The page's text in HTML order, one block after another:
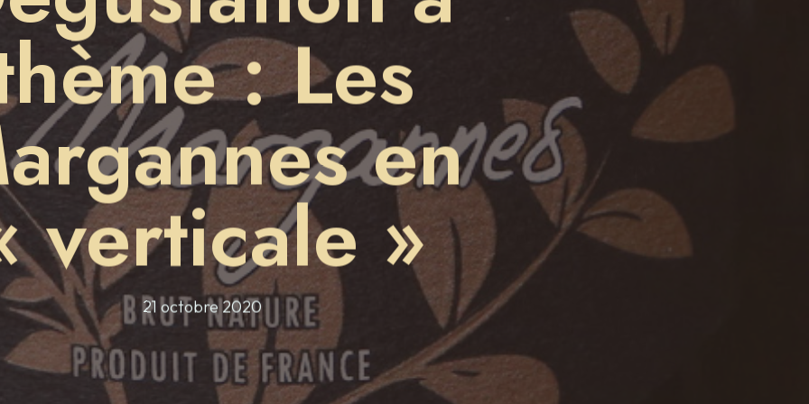
: Les
en
verticale »
21 octobre 2020